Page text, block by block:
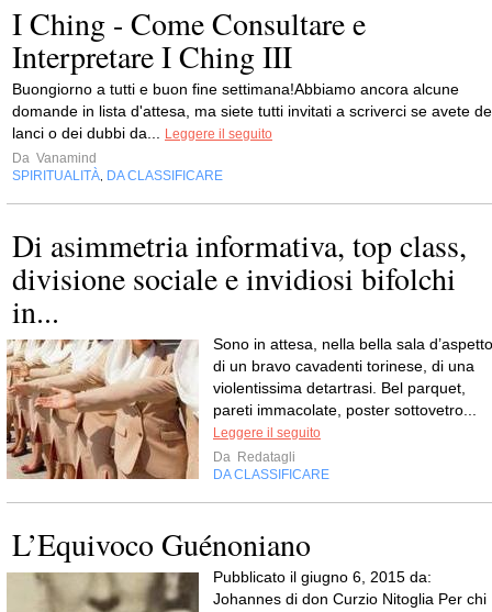
I Ching - Come Consultare e
Interpretare I Ching III
Buongiorno a tutti e buon fine settimana!Abbiamo ancora alcune
domande in lista d'attesa, ma siete tutti invitati a scriverci se avete
lanci o dei dubbi da...
Leggere il seguito
Da Vanamind
SPIRITUALITÀ DA CLASSIFICARE
Di asimmetria informativa, top class,
divisione sociale e invidiosi bifolchi
in...
Sono in attesa, nella bella sala d’aspetto
di un bravo cavadenti torinese, di una
violentissima detartrasi. Bel parquet,
pareti immacolate, poster sottovetro...
Leggere il seguito
Da Redatagli
DA CLASSIFICARE
L’Equivoco Guénoniano
Pubblicato il giugno 6, 2015 da:
Johannes di don Curzio Nitoglia Per chi